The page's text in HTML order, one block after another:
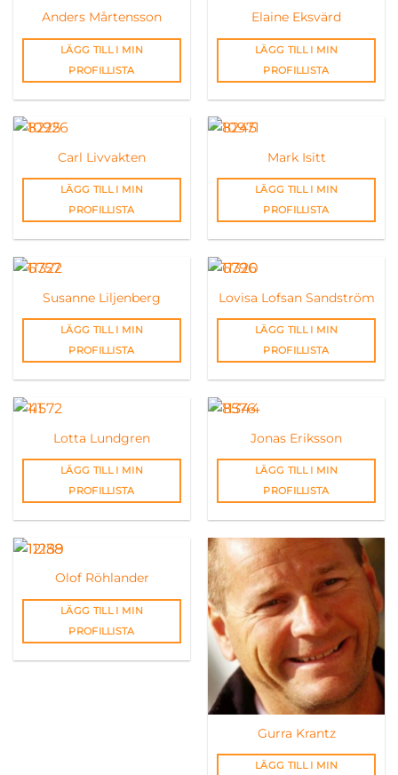
Anders Mårtensson
LÄGG TILL I MIN
PROFILLISTA
Elaine Eksvärd
LÄGG TILL I MIN
PROFILLISTA
Carl Livvakten
LÄGG TILL I MIN
PROFILLISTA
Mark Isitt
LÄGG TILL I MIN
PROFILLISTA
Susanne Liljenberg
LÄGG TILL I MIN
PROFILLISTA
Lovisa Lofsan Sandström
LÄGG TILL I MIN
PROFILLISTA
Lotta Lundgren
LÄGG TILL I MIN
PROFILLISTA
Jonas Eriksson
LÄGG TILL I MIN
PROFILLISTA
Olof Röhlander
LÄGG TILL I MIN
PROFILLISTA
Gurra Krantz
LÄGG TILL I MIN